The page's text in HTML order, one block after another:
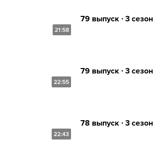
21:58
79 выпуск ∙ 3 сезон
22:55
79 выпуск ∙ 3 сезон
22:43
78 выпуск ∙ 3 сезон